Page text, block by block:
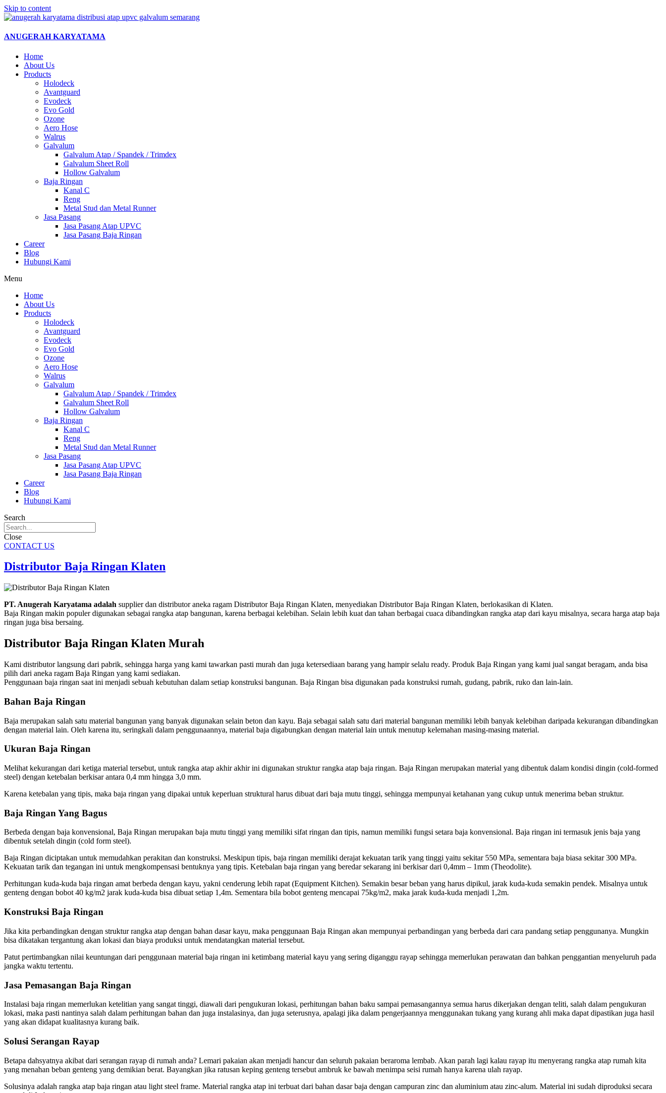
Skip to content
ANUGERAH KARYATAMA
Home
About Us
Products
Holodeck
Avantguard
Evodeck
Evo Gold
Ozone
Aero Hose
Walrus
Galvalum
Galvalum Atap / Spandek / Trimdex
Galvalum Sheet Roll
Hollow Galvalum
Baja Ringan
Kanal C
Reng
Metal Stud dan Metal Runner
Jasa Pasang
Jasa Pasang Atap UPVC
Jasa Pasang Baja Ringan
Career
Blog
Hubungi Kami
Menu
Home
About Us
Products
Holodeck
Avantguard
Evodeck
Evo Gold
Ozone
Aero Hose
Walrus
Galvalum
Galvalum Atap / Spandek / Trimdex
Galvalum Sheet Roll
Hollow Galvalum
Baja Ringan
Kanal C
Reng
Metal Stud dan Metal Runner
Jasa Pasang
Jasa Pasang Atap UPVC
Jasa Pasang Baja Ringan
Career
Blog
Hubungi Kami
Search
Close
CONTACT US
Distributor Baja Ringan Klaten
PT. Anugerah Karyatama adalah supplier dan distributor aneka ragam Distributor Baja Ringan Klaten, menyediakan Distributor Baja Ringan Klaten, berlokasikan di Klaten.
Baja Ringan makin populer digunakan sebagai rangka atap bangunan, karena berbagai kelebihan. Selain lebih kuat dan tahan berbagai cuaca dibandingkan rangka atap dari kayu misalnya, secara harga atap baja
ringan juga bisa bersaing.
Distributor Baja Ringan Klaten Murah
Kami distributor langsung dari pabrik, sehingga harga yang kami tawarkan pasti murah dan juga ketersediaan barang yang hampir selalu ready. Produk Baja Ringan yang kami jual sangat beragam, anda bisa
pilih dari aneka ragam Baja Ringan yang kami sediakan.
Penggunaan baja ringan saat ini menjadi sebuah kebutuhan dalam setiap konstruksi bangunan. Baja Ringan bisa digunakan pada konstruksi rumah, gudang, pabrik, ruko dan lain-lain.
Bahan Baja Ringan
Baja merupakan salah satu material bangunan yang banyak digunakan selain beton dan kayu. Baja sebagai salah satu dari material bangunan memiliki lebih banyak kelebihan daripada kekurangan dibandingkan
dengan material lain. Oleh karena itu, seringkali dalam penggunaannya, material baja digabungkan dengan material lain untuk menutup kelemahan masing-masing material.
Ukuran Baja Ringan
Melihat kekurangan dari ketiga material tersebut, untuk rangka atap akhir akhir ini digunakan struktur rangka atap baja ringan. Baja Ringan merupakan material yang dibentuk dalam kondisi dingin (cold-formed
steel) dengan ketebalan berkisar antara 0,4 mm hingga 3,0 mm.
Karena ketebalan yang tipis, maka baja ringan yang dipakai untuk keperluan struktural harus dibuat dari baja mutu tinggi, sehingga mempunyai ketahanan yang cukup untuk menerima beban struktur.
Baja Ringan Yang Bagus
Berbeda dengan baja konvensional, Baja Ringan merupakan baja mutu tinggi yang memiliki sifat ringan dan tipis, namun memiliki fungsi setara baja konvensional. Baja ringan ini termasuk jenis baja yang
dibentuk setelah dingin (cold form steel).
Baja Ringan diciptakan untuk memudahkan perakitan dan konstruksi. Meskipun tipis, baja ringan memiliki derajat kekuatan tarik yang tinggi yaitu sekitar 550 MPa, sementara baja biasa sekitar 300 MPa.
Kekuatan tarik dan tegangan ini untuk mengkompensasi bentuknya yang tipis. Ketebalan baja ringan yang beredar sekarang ini berkisar dari 0,4mm – 1mm (Theodolite).
Perhitungan kuda-kuda baja ringan amat berbeda dengan kayu, yakni cenderung lebih rapat (Equipment Kitchen). Semakin besar beban yang harus dipikul, jarak kuda-kuda semakin pendek. Misalnya untuk
genteng dengan bobot 40 kg/m2 jarak kuda-kuda bisa dibuat setiap 1,4m. Sementara bila bobot genteng mencapai 75kg/m2, maka jarak kuda-kuda menjadi 1,2m.
Konstruksi Baja Ringan
Jika kita perbandingkan dengan struktur rangka atap dengan bahan dasar kayu, maka penggunaan Baja Ringan akan mempunyai perbandingan yang berbeda dari cara pandang setiap penggunanya. Mungkin
bisa dikatakan tergantung akan lokasi dan biaya produksi untuk mendatangkan material tersebut.
Patut pertimbangkan nilai keuntungan dari penggunaan material baja ringan ini ketimbang material kayu yang sering diganggu rayap sehingga memerlukan perawatan dan bahkan penggantian menyeluruh pada
jangka waktu tertentu.
Jasa Pemasangan Baja Ringan
Instalasi baja ringan memerlukan ketelitian yang sangat tinggi, diawali dari pengukuran lokasi, perhitungan bahan baku sampai pemasangannya semua harus dikerjakan dengan teliti, salah dalam pengukuran
lokasi, maka pasti nantinya salah dalam perhitungan bahan dan juga instalasinya, dan juga seterusnya, apalagi jika dalam pengerjaannya menggunakan tukang yang kurang ahli maka dapat dipastikan juga hasil
yang akan didapat kualitasnya kurang baik.
Solusi Serangan Rayap
Betapa dahsyatnya akibat dari serangan rayap di rumah anda? Lemari pakaian akan menjadi hancur dan seluruh pakaian beraroma lembab. Akan parah lagi kalau rayap itu menyerang rangka atap rumah kita
yang menahan beban genteng yang demikian berat. Bayangkan jika ratusan keping genteng tersebut ambruk ke bawah menimpa seisi rumah hanya karena ulah rayap.
Solusinya adalah rangka atap baja ringan atau light steel frame. Material rangka atap ini terbuat dari bahan dasar baja dengan campuran zinc dan aluminium atau zinc-alum. Material ini sudah diproduksi secara